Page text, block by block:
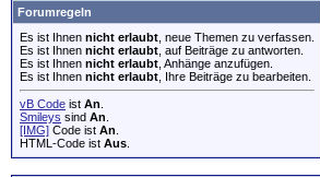
Forumregeln
Es ist Ihnen nicht erlaubt , neue Themen zu verfassen.
Es ist Ihnen nicht erlaubt , auf Beiträge zu antworten.
Es ist Ihnen nicht erlaubt , Anhänge anzufügen.
Es ist Ihnen nicht erlaubt , Ihre Beiträge zu bearbeiten.
vB Code ist An
Smileys sind An
[IMG] Code ist An
HTML-Code ist Aus